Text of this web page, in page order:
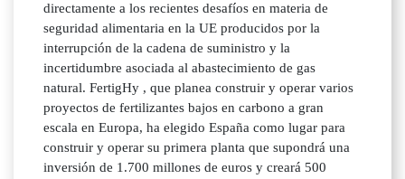
directamente a los recientes desafíos en materia de
seguridad alimentaria en la UE producidos por la
interrupción de la cadena de suministro y la
incertidumbre asociada al abastecimiento de gas
natural. FertigHy , que planea construir y operar varios
proyectos de fertilizantes bajos en carbono a gran
escala en Europa, ha elegido España como lugar para
construir y operar su primera planta que supondrá una
inversión de 1.700 millones de euros y creará 500